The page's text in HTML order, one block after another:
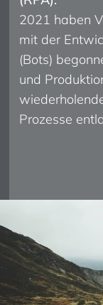
2021 haben
mit der
(Bots)
und
Prozesse